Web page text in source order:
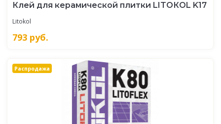
Клей для керамической плитки LITOКOL K17
Litokol
793 руб.
Распродажа